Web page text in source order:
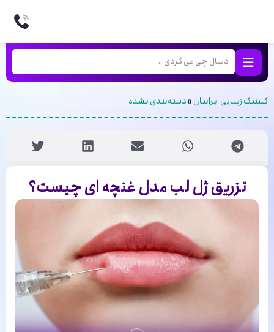
کلینیک زیبایی ایرانیان»دسته‌بندی نشده
تزریق ژل لب مدل غنچه ای چیست؟